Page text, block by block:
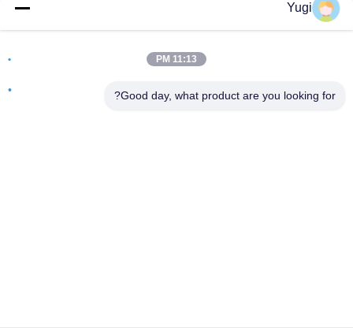
آدرس
Yugi
11:13 PM
Good day, what product are you looking for?